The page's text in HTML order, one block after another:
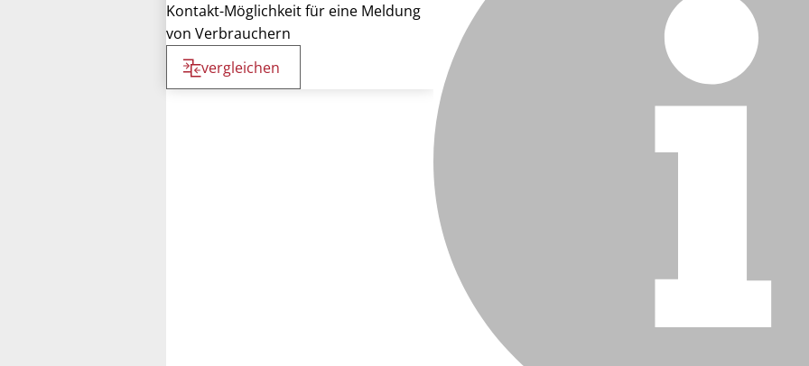
Kontakt-Möglichkeit für eine Meldung
von Verbrauchern
vergleichen